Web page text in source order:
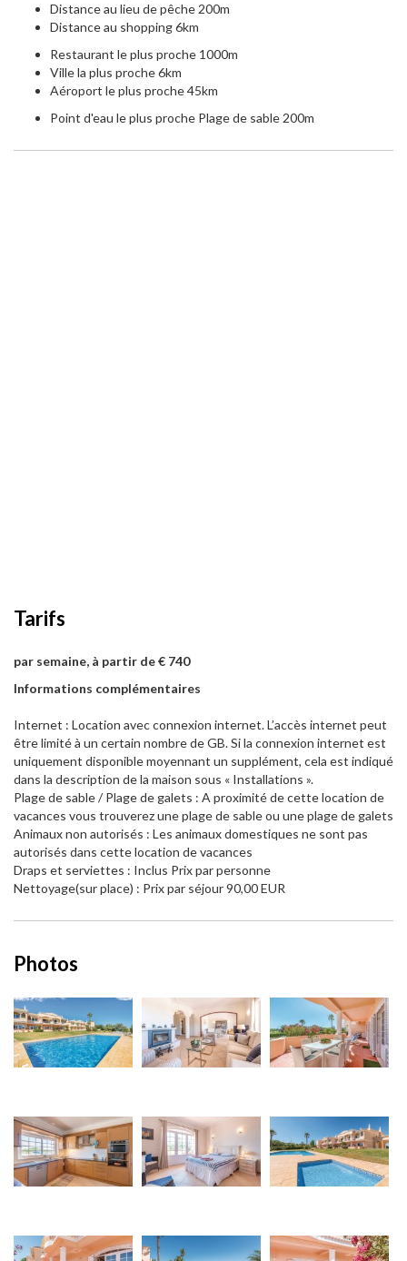
Distance au lieu de pêche 200m
Distance au shopping 6km
Restaurant le plus proche 1000m
Ville la plus proche 6km
Aéroport le plus proche 45km
Point d'eau le plus proche Plage de sable 200m
Tarifs
par semaine, à partir de € 740
Informations complémentaires
Internet : Location avec connexion internet. L’accès internet peut
être limité à un certain nombre de GB. Si la connexion internet est
uniquement disponible moyennant un supplément, cela est indiqué
dans la description de la maison sous « Installations ».
Plage de sable / Plage de galets : A proximité de cette location de
vacances vous trouverez une plage de sable ou une plage de galets
Animaux non autorisés : Les animaux domestiques ne sont pas
autorisés dans cette location de vacances
Draps et serviettes : Inclus Prix par personne
Nettoyage(sur place) : Prix par séjour 90,00 EUR
Photos